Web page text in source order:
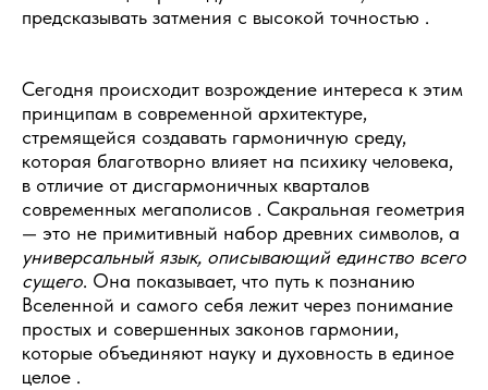
предсказывать затмения с высокой точностью .
Сегодня происходит возрождение интереса к этим
принципам в современной архитектуре,
стремящейся создавать гармоничную среду,
которая благотворно влияет на психику человека,
в отличие от дисгармоничных кварталов
современных мегаполисов . Сакральная геометрия
— это не примитивный набор древних символов, а
универсальный язык, описывающий единство всего
сущего. Она показывает, что путь к познанию
Вселенной и самого себя лежит через понимание
простых и совершенных законов гармонии,
которые объединяют науку и духовность в единое
целое .